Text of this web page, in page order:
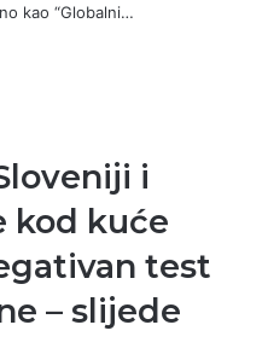
kao “Globalni…
i
kod kuće
test
– slijede